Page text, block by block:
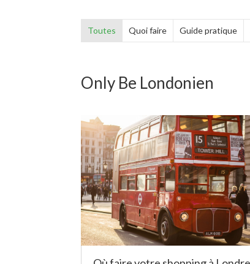
Toutes Quoi faire Guide pratique
Only Be Londonien